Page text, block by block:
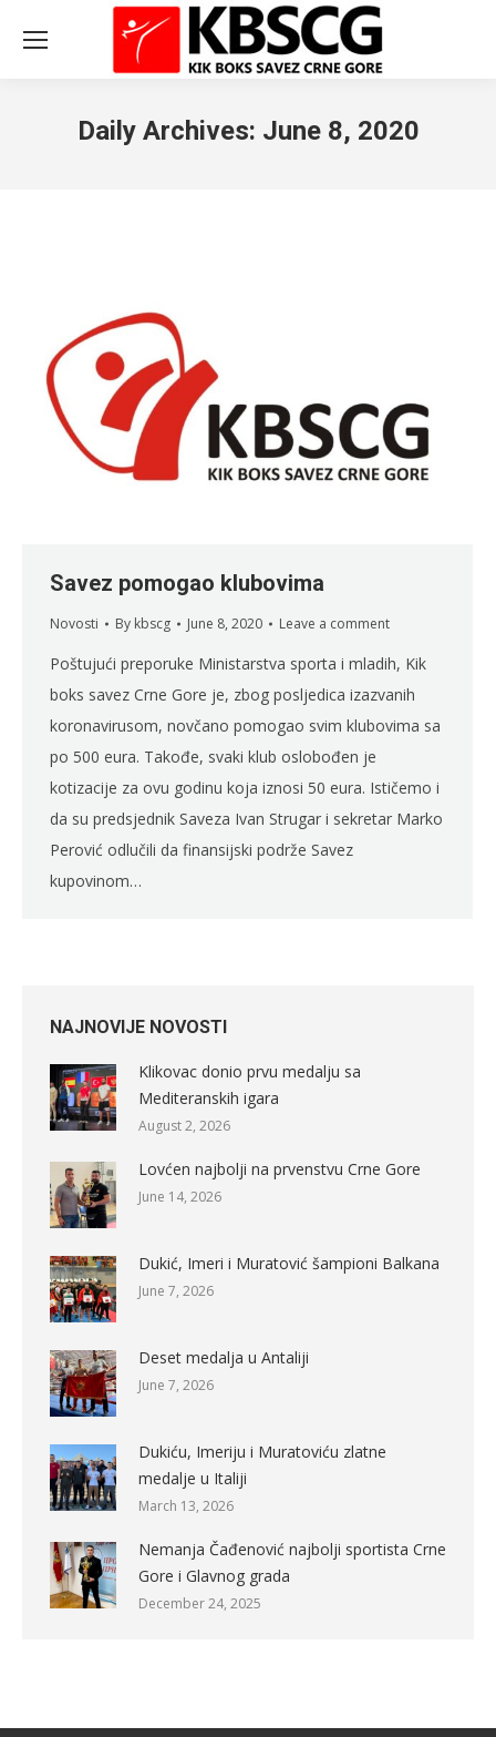
Daily Archives: June 8, 2020
Savez pomogao klubovima
Novosti By kbscg June 8, 2020 Leave a comment
Poštujući preporuke Ministarstva sporta i mladih, Kik
boks savez Crne Gore je, zbog posljedica izazvanih
koronavirusom, novčano pomogao svim klubovima sa
po 500 eura. Takođe, svaki klub oslobođen je
kotizacije za ovu godinu koja iznosi 50 eura. Ističemo i
da su predsjednik Saveza Ivan Strugar i sekretar Marko
Perović odlučili da finansijski podrže Savez
kupovinom…
NAJNOVIJE NOVOSTI
Klikovac donio prvu medalju sa
Mediteranskih igara
August 2, 2026
Lovćen najbolji na prvenstvu Crne Gore
June 14, 2026
Dukić, Imeri i Muratović šampioni Balkana
June 7, 2026
Deset medalja u Antaliji
June 7, 2026
Dukiću, Imeriju i Muratoviću zlatne
medalje u Italiji
March 13, 2026
Nemanja Čađenović najbolji sportista Crne
Gore i Glavnog grada
December 24, 2025